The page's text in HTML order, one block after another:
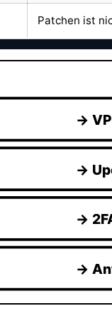
Patchen ist
→
→
→
→